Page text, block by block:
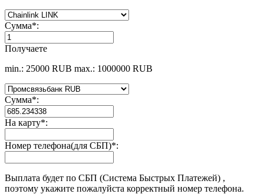
Сумма*:
Получаете
min.: 25000 RUB max.: 1000000 RUB
Сумма*:
На карту*:
Номер телефона(для СБП)*:
Выплата будет по СБП (Система Быстрых Платежей) ,
поэтому укажите пожалуйста корректный номер телефона.